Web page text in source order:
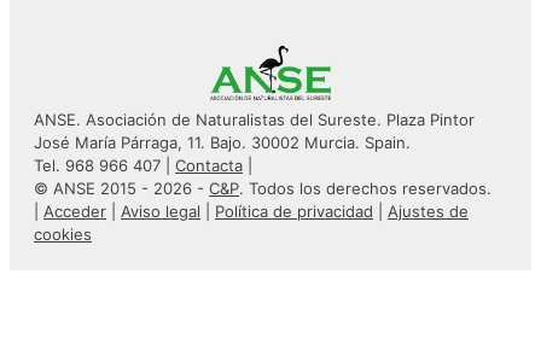
ANSE. Asociación de Naturalistas del Sureste. Plaza Pintor
José María Párraga, 11. Bajo. 30002 Murcia. Spain.
Tel. 968 966 407 | Contacta
© ANSE 2015 - 2026 - C&P. Todos los derechos reservados.
Acceder Aviso legal Política de privacidad
Ajustes de
cookies